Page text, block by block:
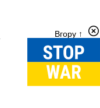
Вгору ↑